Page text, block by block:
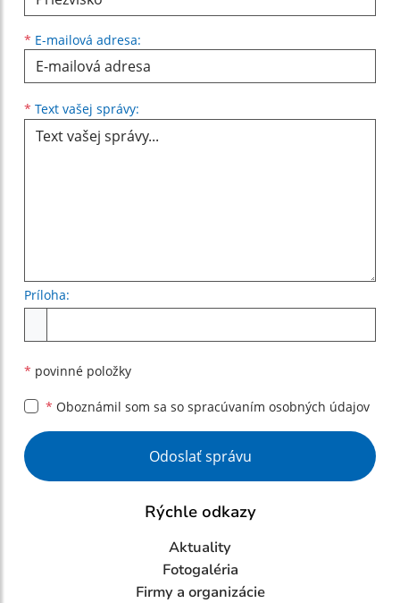
* E-mailová adresa:
* Text vašej správy:
Príloha:
* povinné položky
* Oboznámil som sa so spracúvaním osobných údajov
Google reCaptcha Response
Odoslať správu
Rýchle odkazy
Aktuality
Fotogaléria
Firmy a organizácie